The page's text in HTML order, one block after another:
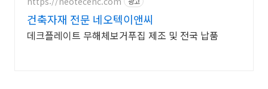
건축자재 전문 네오텍이앤씨
데크플레이트 무해체보거푸집 제조 및 전국 납품